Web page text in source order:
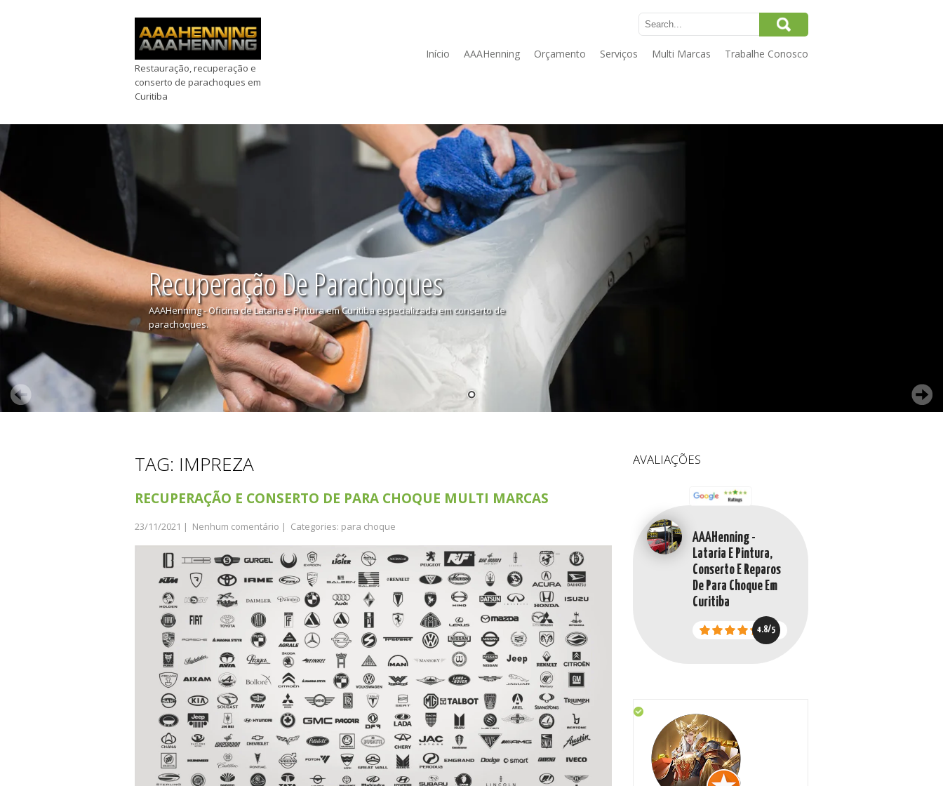
Restauração, recuperação e
conserto de parachoques em
Curitiba
Início AAAHenning Orçamento Serviços Multi Marcas Trabalhe Conosco
Recuperação De Parachoques
AAAHenning - Oficina de Lataria e Pintura em Curitiba especializada em conserto de
parachoques.
TAG: IMPREZA
RECUPERAÇÃO E CONSERTO DE PARA CHOQUE MULTI MARCAS
23/11/2021 | Nenhum comentário | Categories: para choque
AVALIAÇÕES
AAAHenning -
Lataria E Pintura,
Conserto E Reparos
De Para Choque Em
Curitiba
4.8/5